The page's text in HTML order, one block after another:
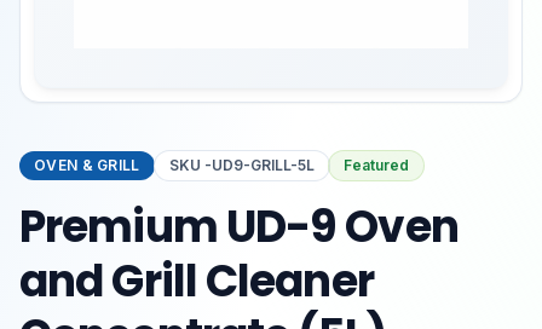
OVEN & GRILL SKU -UD9-GRILL-5L Featured
Premium UD-9 Oven
and Grill Cleaner